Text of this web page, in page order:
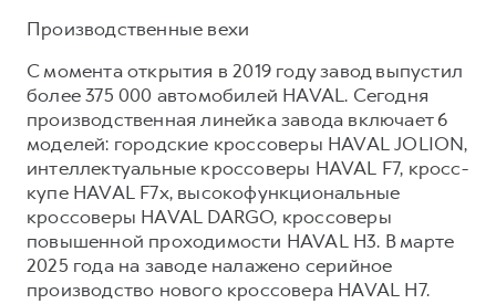
Производственные вехи
С момента открытия в 2019 году завод выпустил
более 375 000 автомобилей HAVAL. Сегодня
производственная линейка завода включает 6
моделей: городские кроссоверы HAVAL JOLION,
интеллектуальные кроссоверы HAVAL F7, кросс-
купе HAVAL F7x, высокофункциональные
кроссоверы HAVAL DARGO, кроссоверы
повышенной проходимости HAVAL H3. В марте
2025 года на заводе налажено серийное
производство нового кроссовера HAVAL H7.